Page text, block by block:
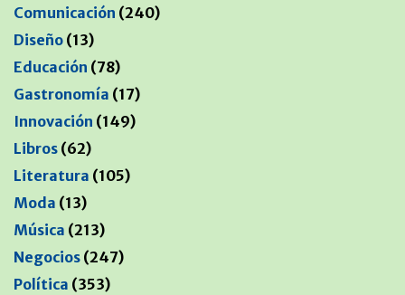
Comunicación (240)
Diseño (13)
Educación (78)
Gastronomía (17)
Innovación (149)
Libros (62)
Literatura (105)
Moda (13)
Música (213)
Negocios (247)
Política (353)